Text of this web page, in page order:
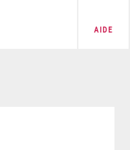
AIDE